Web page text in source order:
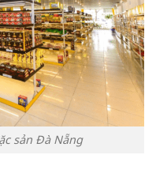
sản Đà Nẵng